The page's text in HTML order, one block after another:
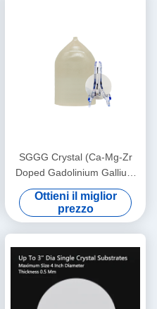
SGGG Crystal (Ca-Mg-Zr
Doped Gadolinium Gallium
Garnet), materiale di
substrato professionale
appositamente applicato per
la crescita epitassiale di film
sottili di granato di ferro
bismuto
Ottieni il miglior
prezzo